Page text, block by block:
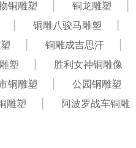
铜雕塑 铜龙雕塑
铜雕八骏马雕塑
铜雕成吉思汗
塑 胜利女神铜雕像
铜雕塑 公园铜雕塑
雕塑 阿波罗战车铜雕